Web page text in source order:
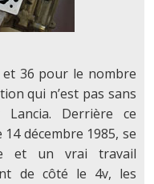
36 pour le nombre
qui n’est pas sans
Derrière ce
décembre 1985, se
et un vrai travail
de côté le 4v, les